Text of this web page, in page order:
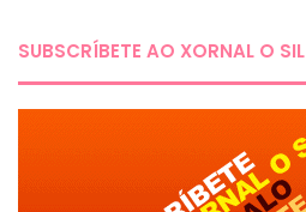
SUBSCRÍBETE AO XORNAL O SIL